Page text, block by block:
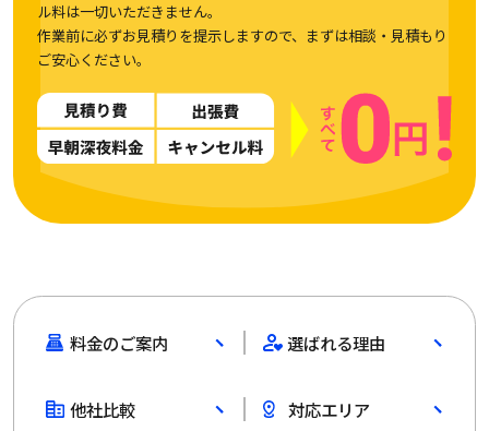
ル料は一切いただきません。
作業前に必ずお見積りを提示しますので、まずは相談・見積もり
ご安心ください。
料金のご案内 選ばれる理由
他社比較 対応エリア